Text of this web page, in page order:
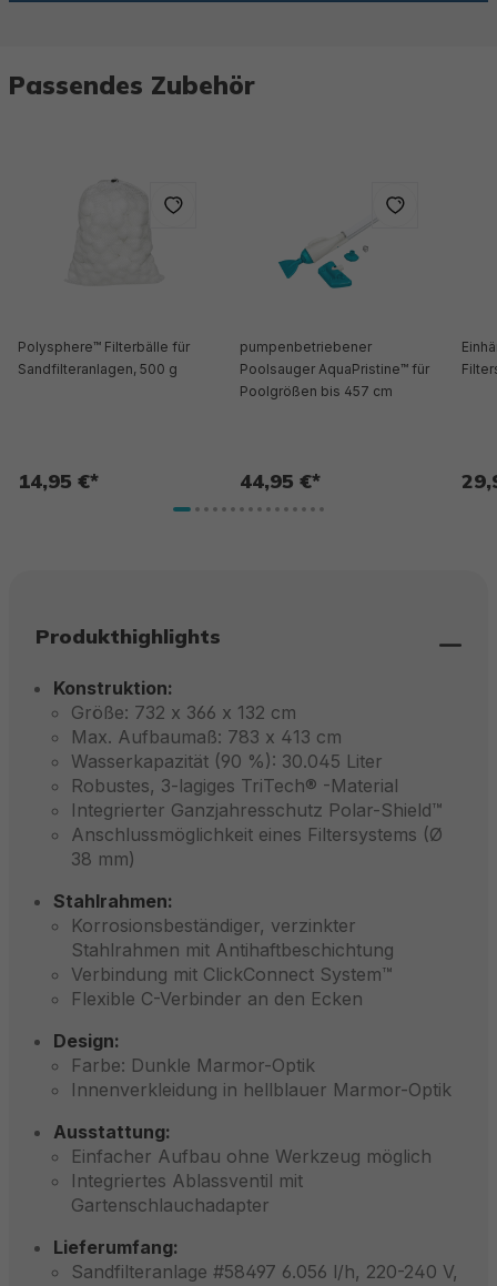
Passendes Zubehör
Polysphere™ Filterbälle für
Sandfilteranlagen, 500 g
14,95 €*
pumpenbetriebener
Poolsauger AquaPristine™ für
Poolgrößen bis 457 cm
44,95 €*
Produkthighlights
Konstruktion:
Größe: 732 x 366 x 132 cm
Max. Aufbaumaß: 783 x 413 cm
Wasserkapazität (90 %): 30.045 Liter
Robustes, 3-lagiges TriTech® -Material
Integrierter Ganzjahresschutz Polar-Shield™
Anschlussmöglichkeit eines Filtersystems (Ø
38 mm)
Stahlrahmen:
Korrosionsbeständiger, verzinkter
Stahlrahmen mit Antihaftbeschichtung
Verbindung mit ClickConnect System™
Flexible C-Verbinder an den Ecken
Design:
Farbe: Dunkle Marmor-Optik
Innenverkleidung in hellblauer Marmor-Optik
Ausstattung:
Einfacher Aufbau ohne Werkzeug möglich
Integriertes Ablassventil mit
Gartenschlauchadapter
Lieferumfang:
Sandfilteranlage #58497 6.056 l/h, 220-240 V,